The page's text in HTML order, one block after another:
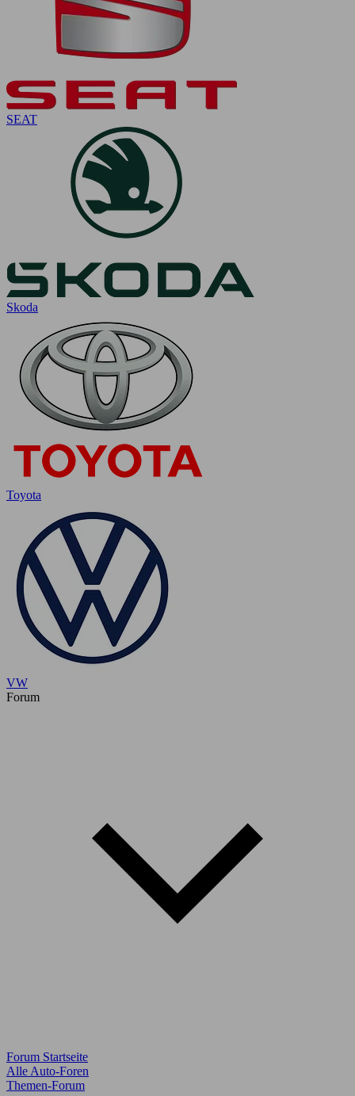
SEAT
Skoda
Toyota
VW
Forum
Forum Startseite
Alle Auto-Foren
Themen-Forum